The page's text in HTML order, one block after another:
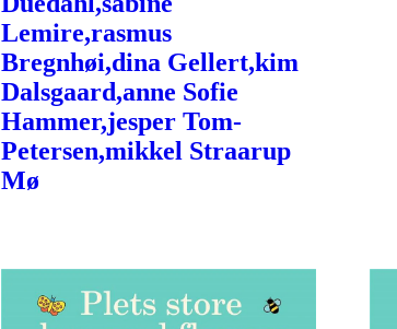
Lemire,rasmus
Bregnhøi,dina Gellert,kim
Dalsgaard,anne Sofie
Hammer,jesper Tom-
Petersen,mikkel Straarup
Mø